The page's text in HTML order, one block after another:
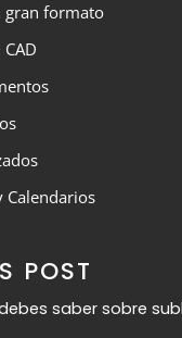
gran formato
Calendarios
POST
saber sobre